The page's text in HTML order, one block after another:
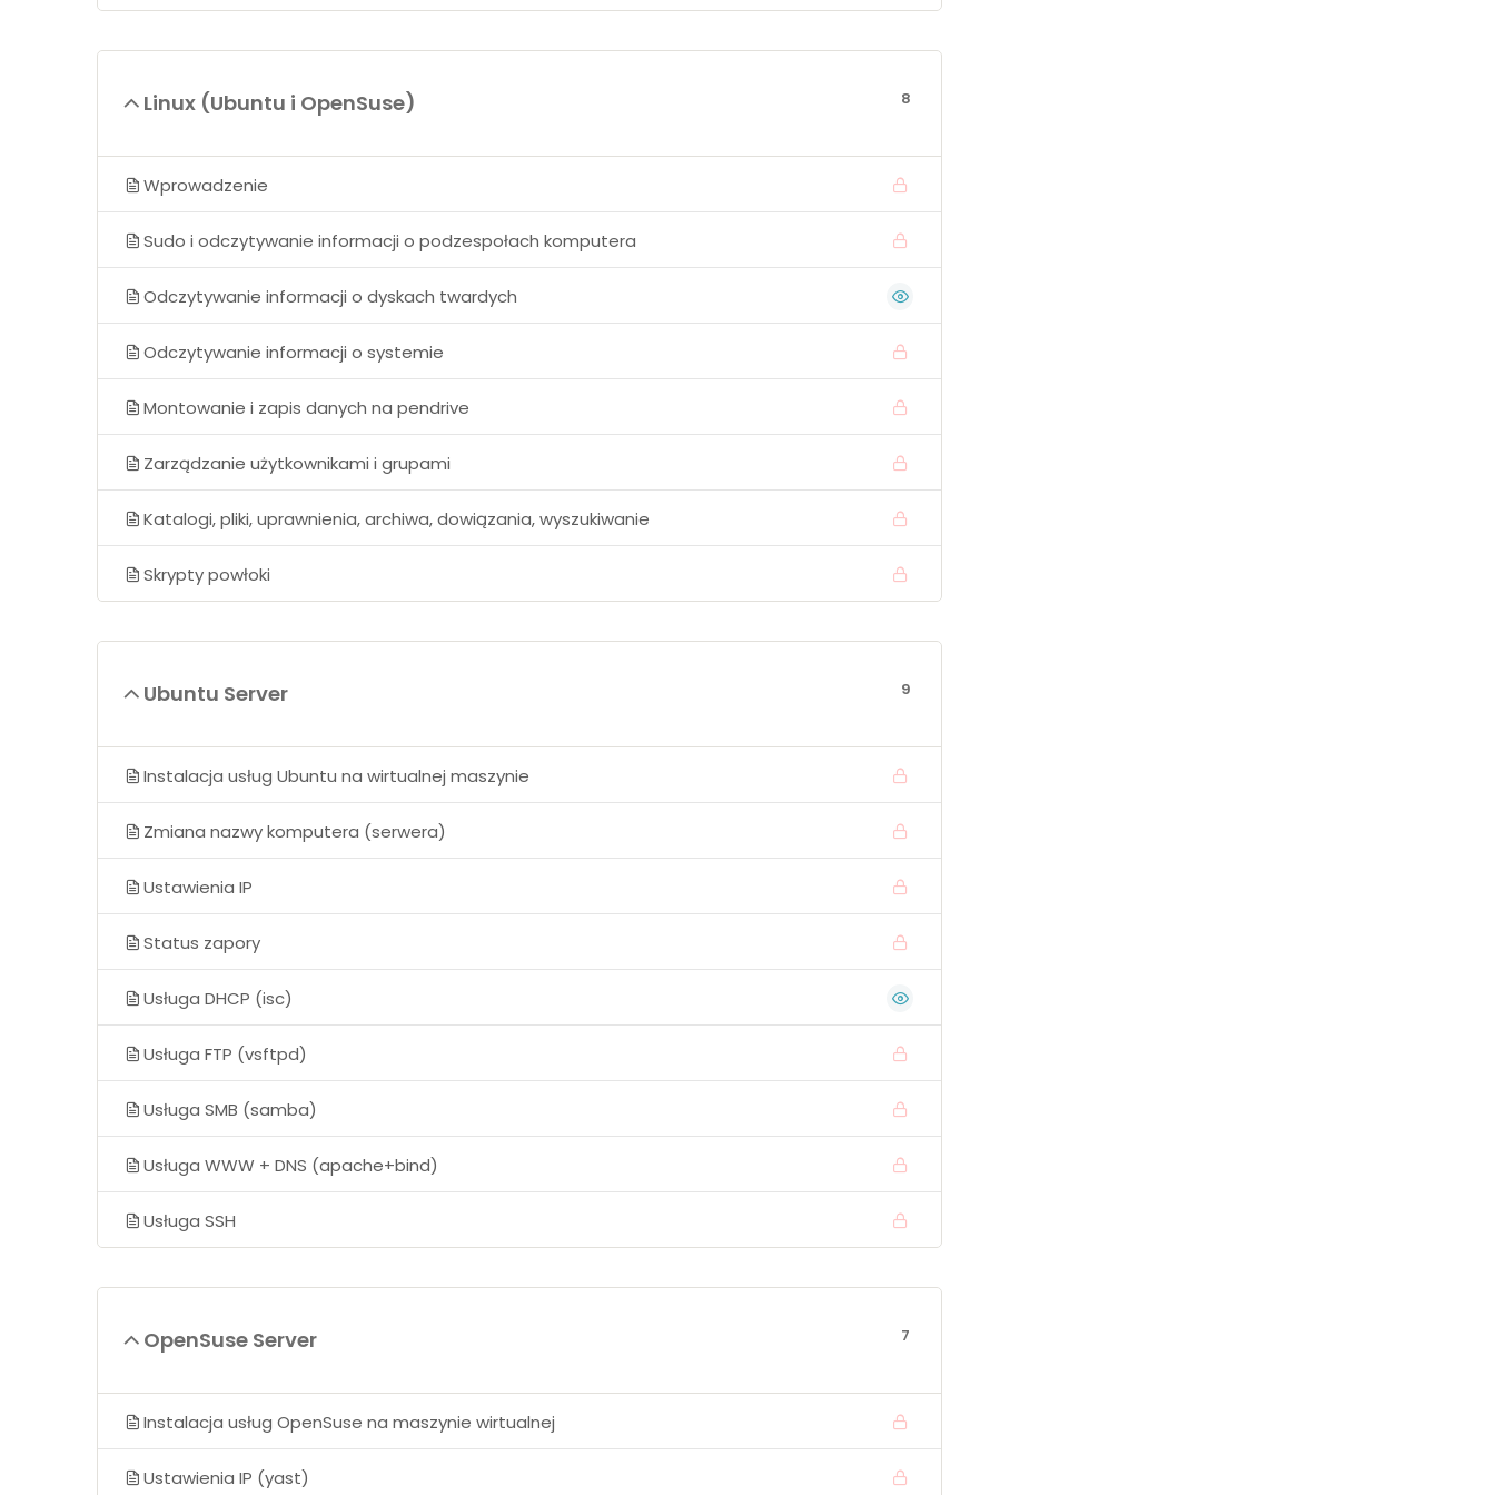
Linux (Ubuntu i OpenSuse) 8
Wprowadzenie
Sudo i odczytywanie informacji o podzespołach komputera
Odczytywanie informacji o dyskach twardych
Odczytywanie informacji o systemie
Montowanie i zapis danych na pendrive
Zarządzanie użytkownikami i grupami
Katalogi, pliki, uprawnienia, archiwa, dowiązania, wyszukiwanie
Skrypty powłoki
Ubuntu Server 9
Instalacja usług Ubuntu na wirtualnej maszynie
Zmiana nazwy komputera (serwera)
Ustawienia IP
Status zapory
Usługa DHCP (isc)
Usługa FTP (vsftpd)
Usługa SMB (samba)
Usługa WWW + DNS (apache+bind)
Usługa SSH
OpenSuse Server 7
Instalacja usług OpenSuse na maszynie wirtualnej
Ustawienia IP (yast)